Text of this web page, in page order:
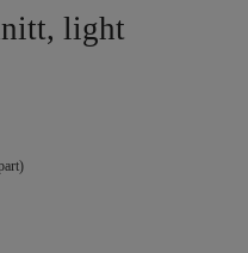
light